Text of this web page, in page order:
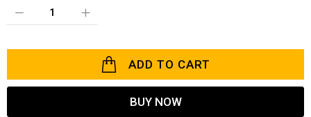
ADD TO CART
BUY NOW